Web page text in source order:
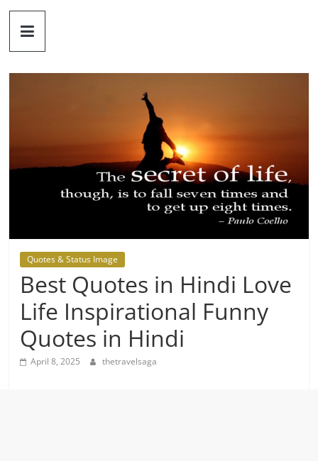
Quotes & Status Image
Best Quotes in Hindi Love
Life Inspirational Funny
Quotes in Hindi
April 8, 2025 thetravelsaga